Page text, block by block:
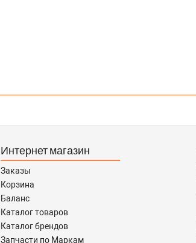
Интернет магазин
Заказы
Корзина
Баланс
Каталог товаров
Каталог брендов
Запчасти по Маркам